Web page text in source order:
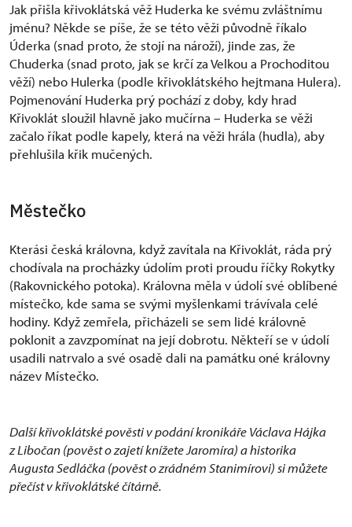
Jak přišla křivoklátská věž Huderka ke svému zvláštnímu
jménu? Někde se píše, že se této věži původně říkalo
Úderka (snad proto, že stojí na nároží), jinde zas, že
Chuderka (snad proto, jak se krčí za Velkou a Prochoditou
věží) nebo Hulerka (podle křivoklátského hejtmana Hulera).
Pojmenování Huderka prý pochází z doby, kdy hrad
Křivoklát sloužil hlavně jako mučírna – Huderka se věži
začalo říkat podle kapely, která na věži hrála (hudla), aby
přehlušila křik mučených.
Městečko
Kterási česká královna, když zavítala na Křivoklát, ráda prý
chodívala na procházky údolím proti proudu říčky Rokytky
(Rakovnického potoka). Královna měla v údolí své oblíbené
místečko, kde sama se svými myšlenkami trávívala celé
hodiny. Když zemřela, přicházeli se sem lidé královně
poklonit a zavzpomínat na její dobrotu. Někteří se v údolí
usadili natrvalo a své osadě dali na památku oné královny
název Místečko.
Další křivoklátské pověsti v podání kronikáře Václava Hájka
z Libočan (pověst o zajetí knížete Jaromíra) a historika
Augusta Sedláčka (pověst o zrádném Stanimírovi) si můžete
přečíst v křivoklátské čítárně.